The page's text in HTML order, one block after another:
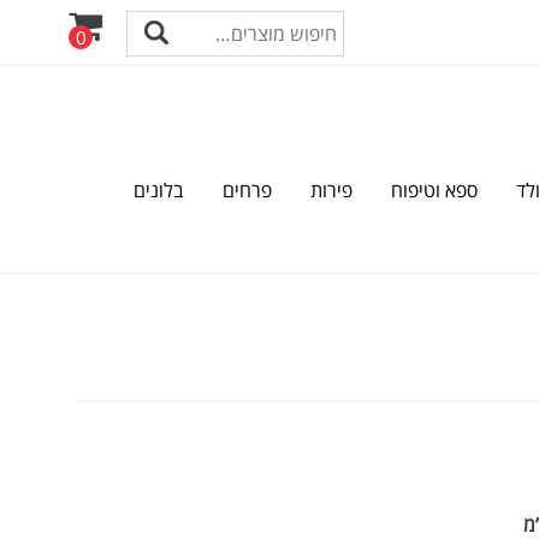
0
ספא וטיפוח פירות פרחים בלונים